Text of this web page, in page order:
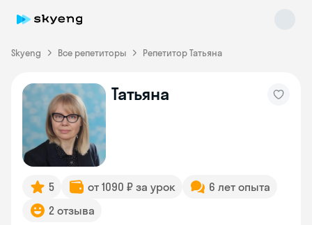
Skyeng Все репетиторы Репетитор Татьяна
Татьяна
5 от 1090 ₽ за урок
6 лет опыта
2 отзыва
Skyeng Chat
online